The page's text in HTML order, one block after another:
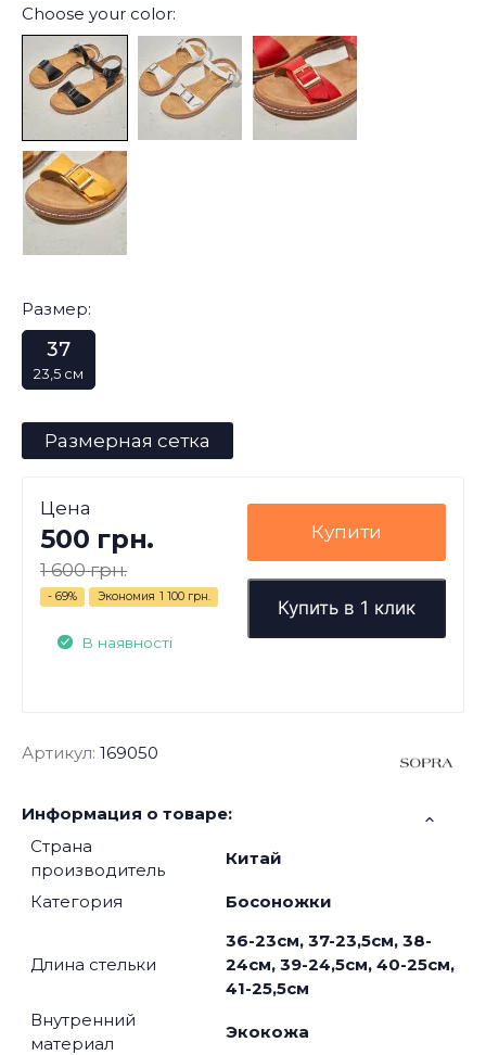
Choose your color:
Размер:
37
23,5 см
Размерная сетка
Цена
500 грн.
1 600 грн.
- 69% Экономия 1 100 грн.
В наявності
Купити
Купить в 1 клик
Артикул: 169050
Информация о товаре:
Страна
производитель
Китай
Категория Босоножки
Длина стельки
36-23см, 37-23,5см, 38-
24см, 39-24,5см, 40-25см,
41-25,5см
Внутренний
материал
Экокожа